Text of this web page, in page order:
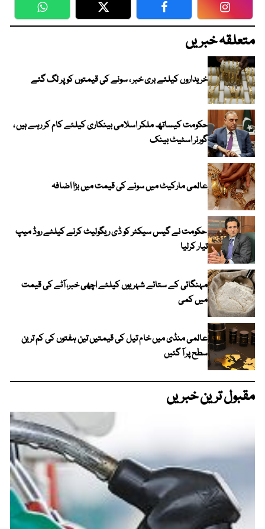
WhatsApp Twitter Facebook
متعلقہ خبریں
خریداروں کیلئے بری خبر ، سونے کی قیمتوں کو پر لگ گئے
حکومت کیساتھ ملکر اسلامی بینکاری کیلئے کام کر رہے ہیں ،
گورنر اسٹیٹ بینک
عالمی مارکیٹ میں سونے کی قیمت میں بڑا اضافہ
حکومت نے گیس سیکٹر کو ڈی ریگولیٹ کرنے کیلئے روڈ میپ
تیار کرلیا
مہنگائی کے ستائے شہریوں کیلئے اچھی خبر، آٹے کی قیمت
میں کمی
عالمی منڈی میں خام تیل کی قیمتیں تین ہفتوں کی کم ترین
سطح پر آ گئیں
مقبول ترین خبریں